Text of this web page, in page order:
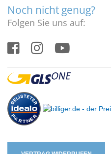
Noch nicht genug?
Folgen Sie uns auf: